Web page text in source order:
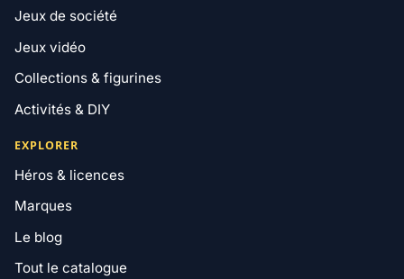
Jeux de société
Jeux vidéo
Collections & figurines
Activités & DIY
EXPLORER
Héros & licences
Marques
Le blog
Tout le catalogue